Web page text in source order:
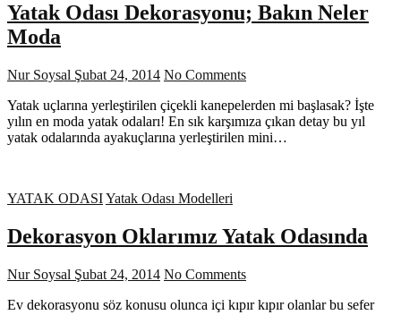
Yatak Odası Dekorasyonu; Bakın Neler
Moda
Nur Soysal Şubat 24, 2014 No Comments
Yatak uçlarına yerleştirilen çiçekli kanepelerden mi başlasak? İşte
yılın en moda yatak odaları! En sık karşımıza çıkan detay bu yıl
yatak odalarında ayakuçlarına yerleştirilen mini…
YATAK ODASIYatak Odası Modelleri
Dekorasyon Oklarımız Yatak Odasında
Nur Soysal Şubat 24, 2014 No Comments
Ev dekorasyonu söz konusu olunca içi kıpır kıpır olanlar bu sefer